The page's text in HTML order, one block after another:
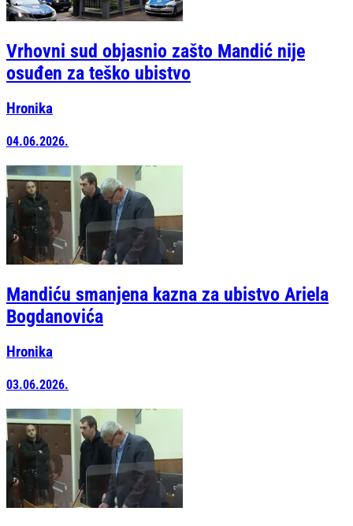
Vrhovni sud objasnio zašto Mandić nije
osuđen za teško ubistvo
Hronika
04.06.2026.
Mandiću smanjena kazna za ubistvo Ariela
Bogdanovića
Hronika
03.06.2026.